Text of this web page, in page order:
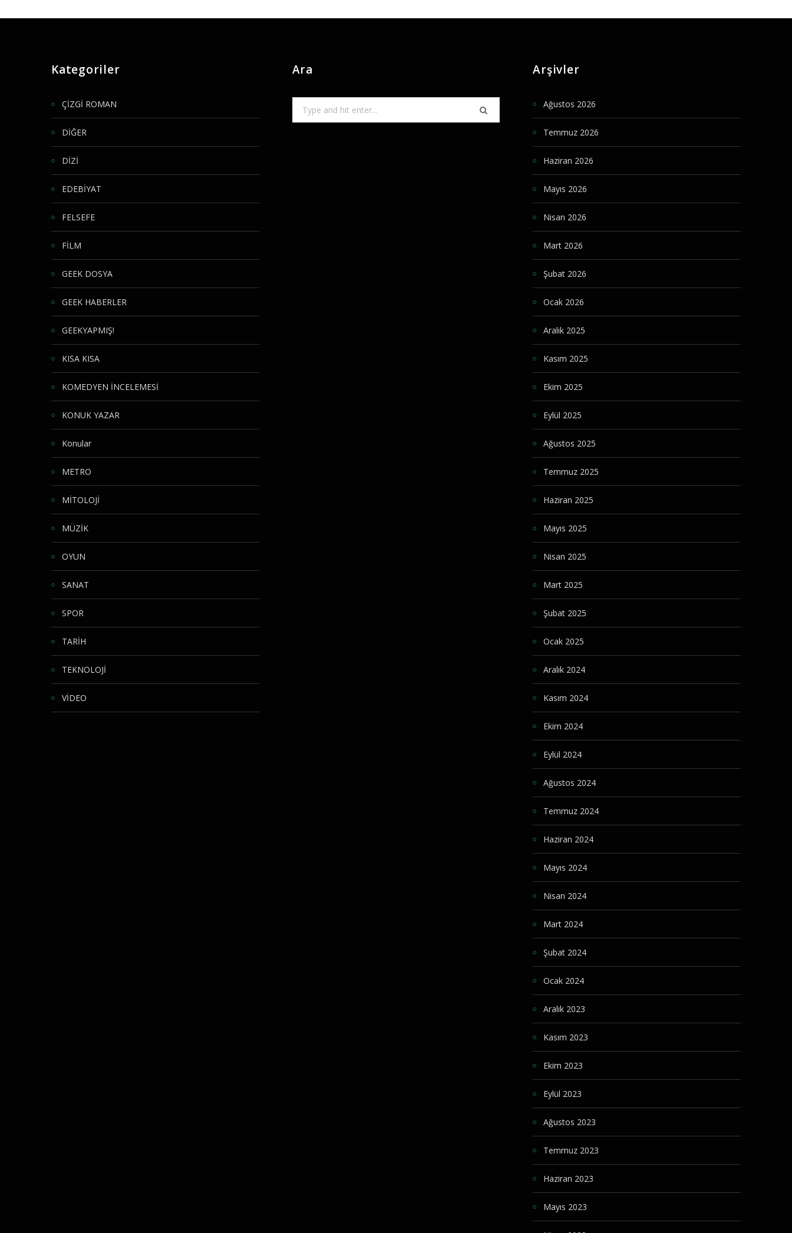
Kategoriler
ÇİZGİ ROMAN
DİĞER
DİZİ
EDEBİYAT
FELSEFE
FİLM
GEEK DOSYA
GEEK HABERLER
GEEKYAPMIŞ!
KISA KISA
KOMEDYEN İNCELEMESİ
KONUK YAZAR
Konular
METRO
MİTOLOJİ
MÜZİK
OYUN
SANAT
SPOR
TARİH
TEKNOLOJİ
VİDEO
Ara
for:
Arşivler
Ağustos 2026
Temmuz 2026
Haziran 2026
Mayıs 2026
Nisan 2026
Mart 2026
Şubat 2026
Ocak 2026
Aralık 2025
Kasım 2025
Ekim 2025
Eylül 2025
Ağustos 2025
Temmuz 2025
Haziran 2025
Mayıs 2025
Nisan 2025
Mart 2025
Şubat 2025
Ocak 2025
Aralık 2024
Kasım 2024
Ekim 2024
Eylül 2024
Ağustos 2024
Temmuz 2024
Haziran 2024
Mayıs 2024
Nisan 2024
Mart 2024
Şubat 2024
Ocak 2024
Aralık 2023
Kasım 2023
Ekim 2023
Eylül 2023
Ağustos 2023
Temmuz 2023
Haziran 2023
Mayıs 2023